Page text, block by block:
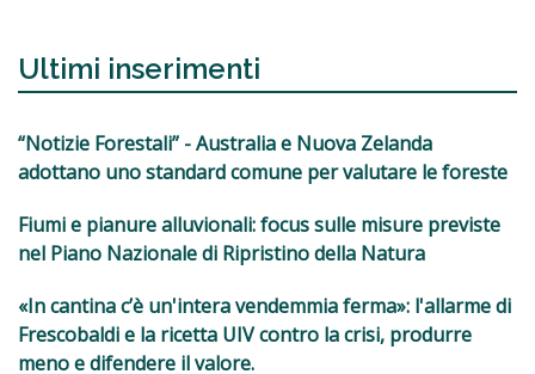
Ultimi inserimenti
“Notizie Forestali” - Australia e Nuova Zelanda
adottano uno standard comune per valutare le foreste
Fiumi e pianure alluvionali: focus sulle misure previste
nel Piano Nazionale di Ripristino della Natura
«In cantina c’è un'intera vendemmia ferma»: l'allarme di
Frescobaldi e la ricetta UIV contro la crisi, produrre
meno e difendere il valore.